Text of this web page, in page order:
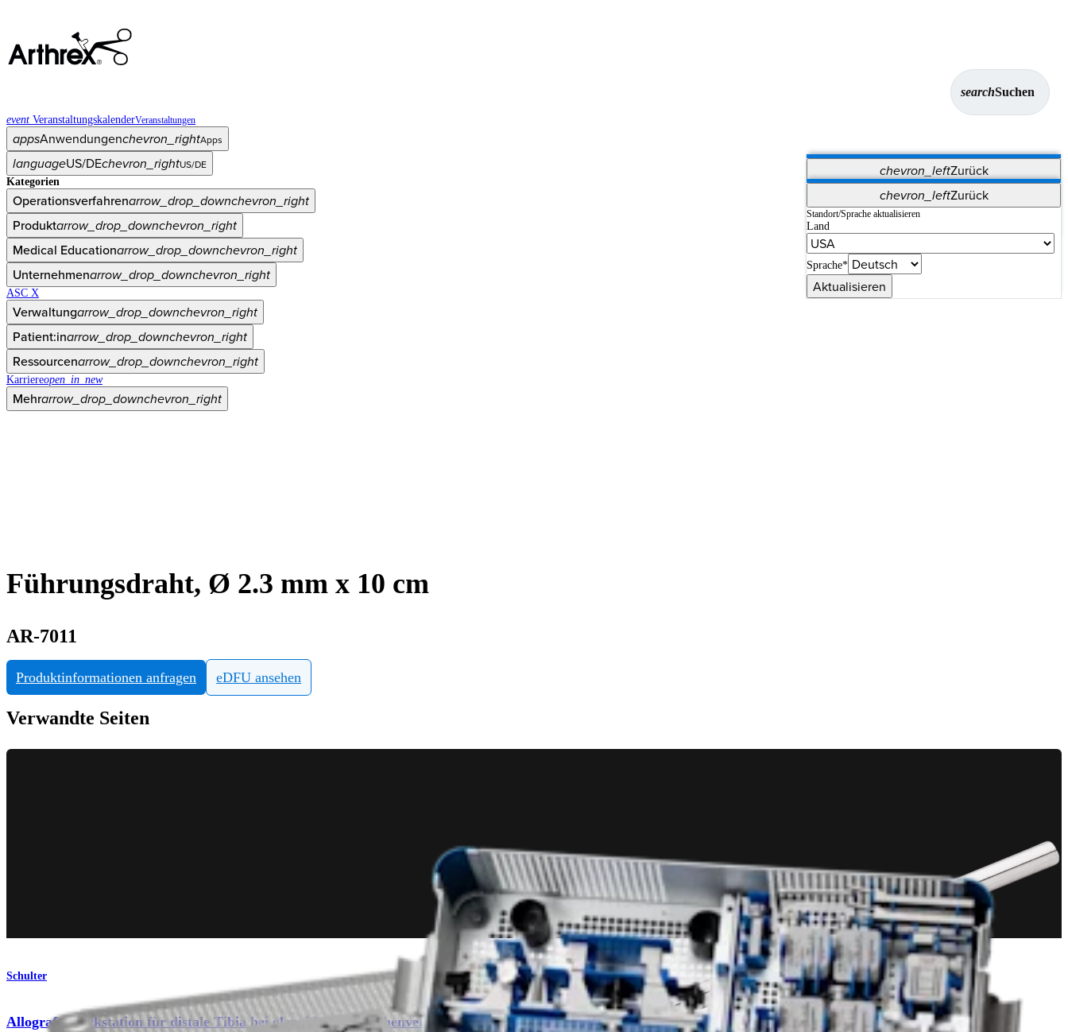
searchSuchen
event VeranstaltungskalenderVeranstaltungen
appsAnwendungenchevron_rightApps
chevron_leftZurück
Vet Systems OrthoPedia Patient
Supplier Portal
Synergy-Bildgebung und -Resektion
languageUS/DEchevron_rightUS/DE
chevron_leftZurück
Standort/Sprache aktualisieren
Land
Sprache*
Aktualisieren
Kategorien
Operationsverfahrenarrow_drop_downchevron_right
Produktarrow_drop_downchevron_right
Medical Educationarrow_drop_downchevron_right
Unternehmenarrow_drop_downchevron_right
ASC X
Verwaltungarrow_drop_downchevron_right
Patient:inarrow_drop_downchevron_right
Ressourcenarrow_drop_downchevron_right
Karriereopen_in_new
Mehrarrow_drop_downchevron_right
Führungsdraht, Ø 2.3 mm x 10 cm
AR-7011
Produktinformationen anfragen eDFU ansehen
Verwandte Seiten
Schulter
Allograft-Workstation für distale Tibia bei glenoidalem Knochenverlust